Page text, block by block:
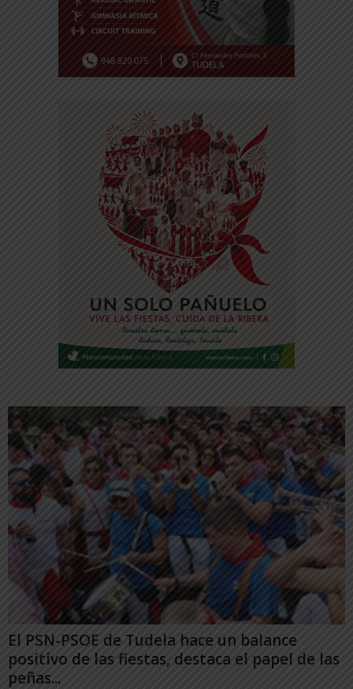
El PSN-PSOE de Tudela hace un balance
positivo de las fiestas, destaca el papel de las
peñas...